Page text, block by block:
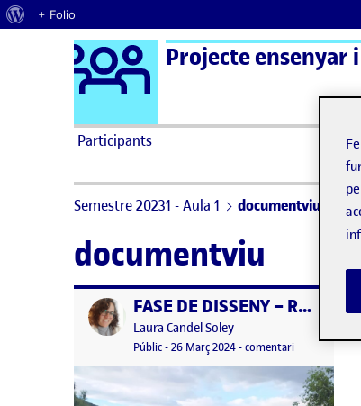
Quant al WordPress
+ Folio
Saltar al contingut Logo Ágora
Projecte ensenyar
Participants
Semestre 20231 - Aula 1 documentviu
documentviu
Publicat per FASE DE DISSENY – Relació a l’aprenentatge del contingut de Fol
Publicat per
Laura Candel Soley
Visibilitat:
Públic-Data de publicació
26 Març 202430 abril, 2024 4:25 pm
-comentariel FASE DE